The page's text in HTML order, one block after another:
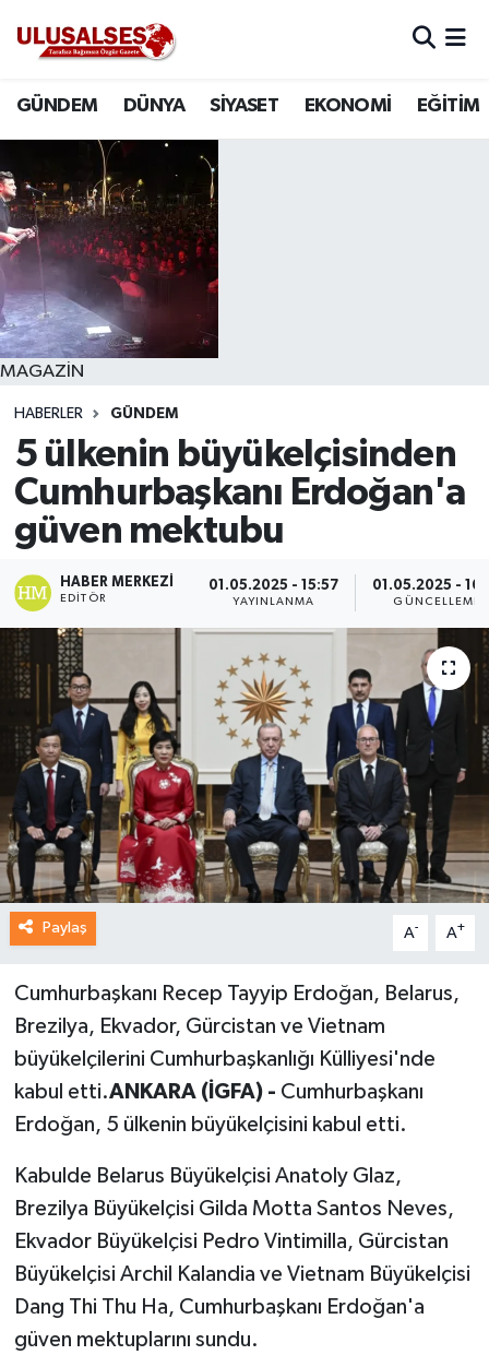
GÜNDEM DÜNYA SİYASET EKONOMİ EĞİTİM
MAGAZİN
HABERLER GÜNDEM
5 ülkenin büyükelçisinden
Cumhurbaşkanı Erdoğan'a
güven mektubu
HABER MERKEZI
EDITÖR
01.05.2025 - 15:57
YAYINLANMA
01.05.2025 -
GÜNCELLEME
Paylaş A- A+
Cumhurbaşkanı Recep Tayyip Erdoğan, Belarus,
Brezilya, Ekvador, Gürcistan ve Vietnam
büyükelçilerini Cumhurbaşkanlığı Külliyesi'nde
kabul etti.ANKARA (İGFA) - Cumhurbaşkanı
Erdoğan, 5 ülkenin büyükelçisini kabul etti.
Kabulde Belarus Büyükelçisi Anatoly Glaz,
Brezilya Büyükelçisi Gilda Motta Santos Neves,
Ekvador Büyükelçisi Pedro Vintimilla, Gürcistan
Büyükelçisi Archil Kalandia ve Vietnam Büyükelçisi
Dang Thi Thu Ha, Cumhurbaşkanı Erdoğan'a
güven mektuplarını sundu.
DÜNYA
SİYASET
EKONOMİ
EĞİTİM
SAĞLIK
MAGAZİN
SPOR
Trafik Durumu
Süper Lig Puan Durumu ve Fikstür
Tüm Manşetler
Son Dakika Haberleri
Haber Arşivi